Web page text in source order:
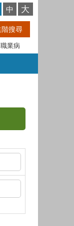
中 大
職業病